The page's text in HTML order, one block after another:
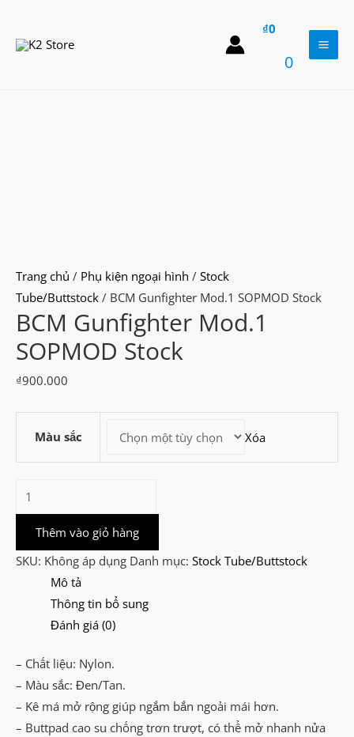
content
₫0
0
Trang chủ / Phụ kiện ngoại hình / Stock
Tube/Buttstock / BCM Gunfighter Mod.1 SOPMOD Stock
BCM Gunfighter Mod.1
SOPMOD Stock
₫900.000
Màu sắc Xóa
BCM
Gunfighter
Mod.1
SOPMOD
Thêm vào giỏ hàng
SKU: Không áp dụng Danh mục: Stock Tube/Buttstock
Mô tả
Thông tin bổ sung
Đánh giá (0)
– Chất liệu: Nylon.
– Màu sắc: Đen/Tan.
– Kê má mở rộng giúp ngắm bắn ngoải mái hơn.
– Buttpad cao su chống trơn trượt, có thể mở nhanh nửa